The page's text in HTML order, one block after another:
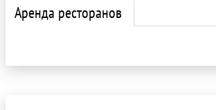
Аренда ресторанов